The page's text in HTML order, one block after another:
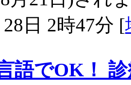
日 2時47分 [
語でOK！